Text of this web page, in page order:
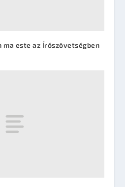
ma este az Írószövetségben